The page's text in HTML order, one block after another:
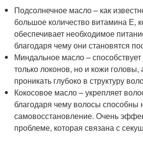
Подсолнечное масло – как
большое количество витамина Е,
обеспечивает необходимое
благодаря чему они становятся
Миндальное масло –
только локонов, но и кожи головы,
проникать глубоко в структуру
Кокосовое масло – укрепляет
благодаря чему волосы способны
самовосстановление. Очень
проблеме, которая связана с